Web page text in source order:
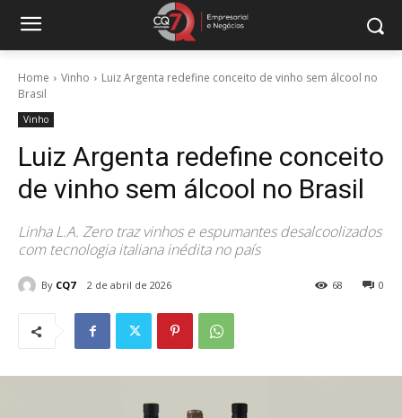
Home Vinho
Luiz Argenta redefine conceito de vinho sem álcool no
Brasil
Vinho
Luiz Argenta redefine conceito
de vinho sem álcool no Brasil
Linha L.A. Zero traz vinhos e espumantes desalcoolizados
com tecnologia italiana inédita no país
By CQ7 2 de abril de 2026 0
68